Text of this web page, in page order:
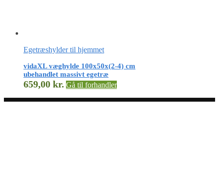
Egetræshylder til hjemmet
vidaXL væghylde 100x50x(2-4) cm
ubehandlet massivt egetræ
659,00 kr. Gå til forhandler